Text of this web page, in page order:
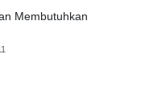
Membutuhkan